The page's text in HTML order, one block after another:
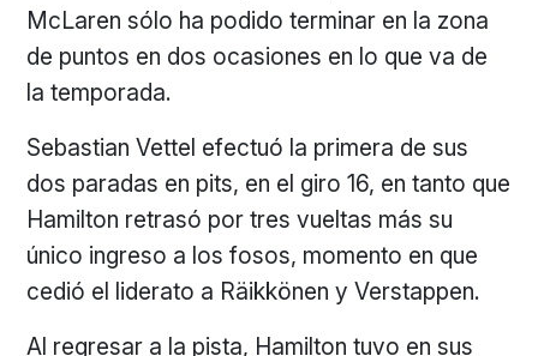
McLaren sólo ha podido terminar en la zona
de puntos en dos ocasiones en lo que va de
la temporada.
Sebastian Vettel efectuó la primera de sus
dos paradas en pits, en el giro 16, en tanto que
Hamilton retrasó por tres vueltas más su
único ingreso a los fosos, momento en que
cedió el liderato a Räikkönen y Verstappen.
Al regresar a la pista, Hamilton tuvo en sus